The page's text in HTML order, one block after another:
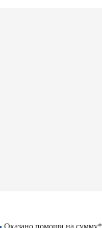
Оказано помощи на сумму*